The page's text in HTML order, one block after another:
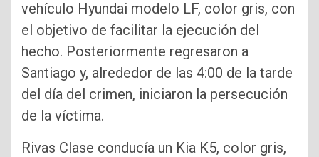
vehículo Hyundai modelo LF, color gris, con
el objetivo de facilitar la ejecución del
hecho. Posteriormente regresaron a
Santiago y, alrededor de las 4:00 de la tarde
del día del crimen, iniciaron la persecución
de la víctima.
Rivas Clase conducía un Kia K5, color gris,